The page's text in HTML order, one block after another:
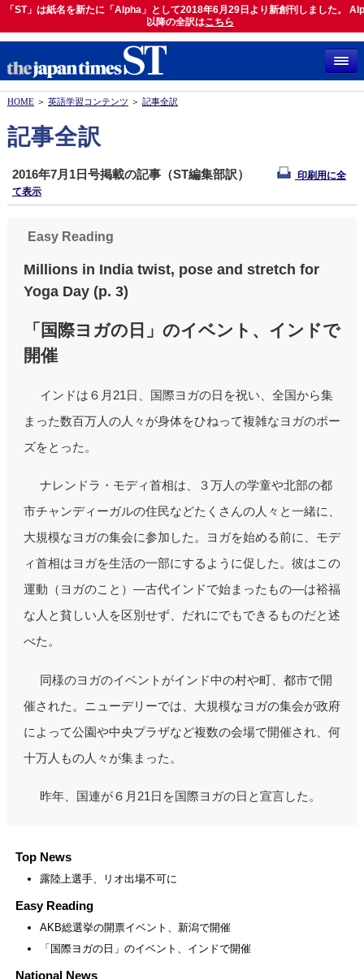
「ST」は紙名を新たに「Alpha」として2018年6月29日より新創刊しました。
以降の全訳はこちら
「ST」は紙名を新たに「Alpha」として2018年6月29日より新創刊しました。
以降の全訳はこちら
HOME＞ 英語学習コンテンツ ＞ 記事全訳
記事全訳
2016年7月1日号掲載の記事（ST編集部訳）
印刷用に全
て表示
Easy Reading
Millions in India twist, pose and stretch for
Yoga Day (p. 3)
「国際ヨガの日」のイベント、インドで
開催
インドは６月21日、国際ヨガの日を祝い、全国から集
まった数百万人の人々が身体をひねって複雑なヨガのポー
ズをとった。
ナレンドラ・モディ首相は、３万人の学童や北部の都
市チャンディーガルの住民などたくさんの人々と一緒に、
大規模なヨガの集会に参加した。ヨガを始める前に、モデ
ィ首相はヨガを生活の一部にするように促した。彼はこの
運動（ヨガのこと）―古代インドで始まったもの―は裕福
な人と貧しい人を区別せず、だれにでもできるものだと述
べた。
同様のヨガのイベントがインド中の村や町、都市で開
催された。ニューデリーでは、大規模なヨガの集会が政府
によって公園や中央プラザなど複数の会場で開催され、何
十万人もの人々が集まった。
昨年、国連が６月21日を国際ヨガの日と宣言した。
Top News
露陸上選手、リオ出場不可に
Easy Reading
AKB総選挙の開票イベント、新潟で開催
「国際ヨガの日」のイベント、インドで開催
National News